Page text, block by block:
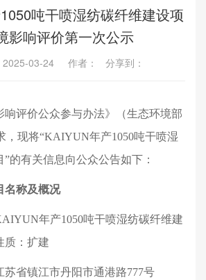
吨干喷湿纺碳纤维建设项
影响评价第一次公示
2025-03-24 作者： 分享到：
响评价公众参与办法》（生态环境部
，现将“KAIYUN年产1050吨干喷湿
”的有关信息向公众公告如下：
名称及概况
年产1050吨干喷湿纺碳纤维建
质：扩建
苏省镇江市丹阳市通港路777号